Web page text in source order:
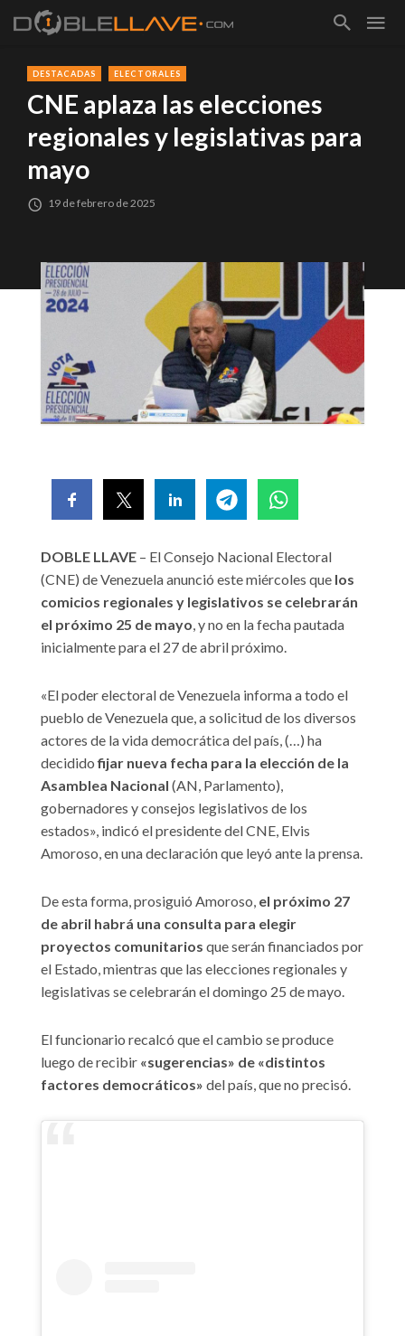
DESTACADAS ELECTORALES
CNE aplaza las elecciones
regionales y legislativas para
mayo
19 de febrero de 2025
DOBLE LLAVE – El Consejo Nacional Electoral
(CNE) de Venezuela anunció este miércoles que los
comicios regionales y legislativos se celebrarán
el próximo 25 de mayo, y no en la fecha pautada
inicialmente para el 27 de abril próximo.
«El poder electoral de Venezuela informa a todo el
pueblo de Venezuela que, a solicitud de los diversos
actores de la vida democrática del país, (…) ha
decididofijar nueva fecha para la elección de la
Asamblea Nacional (AN, Parlamento),
gobernadores y consejos legislativos de los
estados», indicó el presidente del CNE, Elvis
Amoroso, en una declaración que leyó ante la prensa.
De esta forma, prosiguió Amoroso, el próximo 27
de abril habrá una consulta para elegir
proyectos comunitarios que serán financiados por
el Estado, mientras que las elecciones regionales y
legislativas se celebrarán el domingo 25 de mayo.
El funcionario recalcó que el cambio se produce
luego de recibir «sugerencias» de «distintos
factores democráticos» del país, que no precisó.